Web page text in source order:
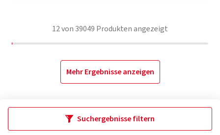
12von 39049 Produkten angezeigt
Mehr Ergebnisse anzeigen
Suchergebnisse filtern